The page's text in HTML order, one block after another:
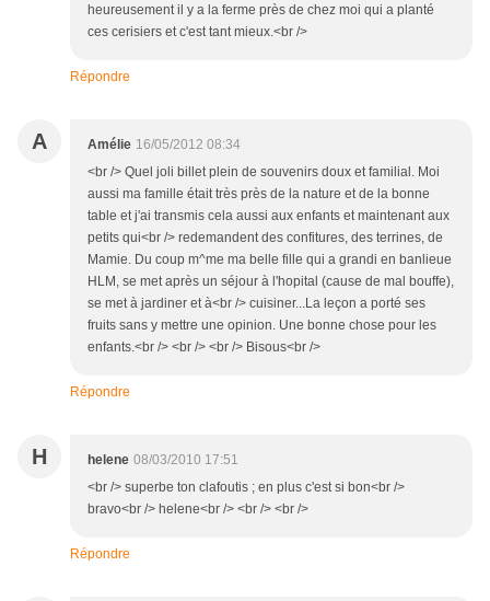
heureusement il y a la ferme près de chez moi qui a planté
ces cerisiers et c'est tant mieux.<br />
Répondre
A Amélie 16/05/2012 08:34
<br /> Quel joli billet plein de souvenirs doux et familial. Moi
aussi ma famille était très près de la nature et de la bonne
table et j'ai transmis cela aussi aux enfants et maintenant aux
petits qui<br /> redemandent des confitures, des terrines, de
Mamie. Du coup m^me ma belle fille qui a grandi en banlieue
HLM, se met après un séjour à l'hopital (cause de mal bouffe),
se met à jardiner et à<br /> cuisiner...La leçon a porté ses
fruits sans y mettre une opinion. Une bonne chose pour les
enfants.<br /> <br /> <br /> Bisous<br />
Répondre
H helene 08/03/2010 17:51
<br /> superbe ton clafoutis ; en plus c'est si bon<br />
bravo<br /> helene<br /> <br /> <br />
Répondre